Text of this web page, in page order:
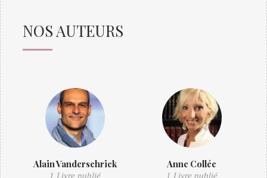
NOS AUTEURS
Alain Vanderschrick
1 Livre publié
Anne Collée
1 Livre publié